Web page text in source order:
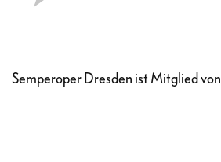
Semperoper Dresden ist Mitglied von